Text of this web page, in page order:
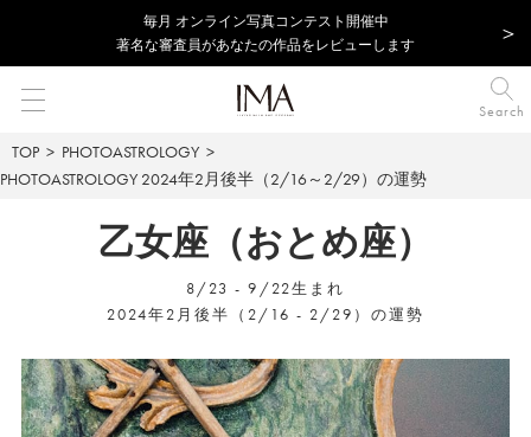
毎⽉ オンライン写真コンテスト開催中
著名な審査員があなたの作品をレビューします
Search
TOP
PHOTOASTROLOGY
PHOTOASTROLOGY 2024年2月後半（2/16～2/29）の運勢
乙女座（おとめ座）
8/23 - 9/22生まれ
2024年2月後半（2/16 - 2/29）の運勢